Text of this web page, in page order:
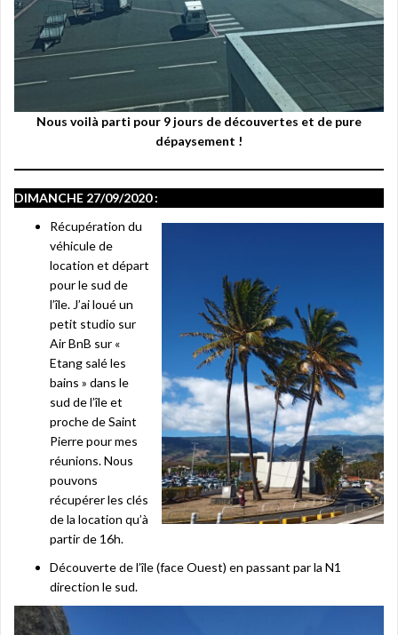
Nous voilà parti pour 9 jours de découvertes et de pure
dépaysement !
DIMANCHE 27/09/2020 :
Récupération du
véhicule de
location et départ
pour le sud de
l’île. J’ai loué un
petit studio sur
Air BnB sur «
Etang salé les
bains » dans le
sud de l’île et
proche de Saint
Pierre pour mes
réunions. Nous
pouvons
récupérer les clés
de la location qu’à
partir de 16h.
Découverte de l’île (face Ouest) en passant par la N1
direction le sud.